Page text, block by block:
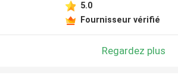
5.0
Fournisseur vérifié
Regardez plus